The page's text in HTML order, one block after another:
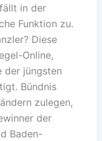
in der
Funktion zu.
Diese
Online,
der jüngsten
Bündnis
zulegen,
der
Baden-